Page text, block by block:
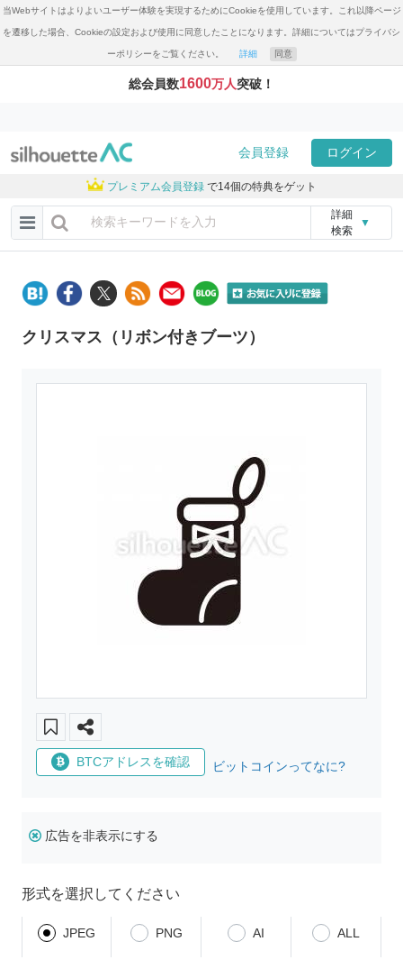
当Webサイトはよりよいユーザー体験を実現するためにCookieを使用しています。これ以降ページ
を遷移した場合、Cookieの設定および使用に同意したことになります。詳細についてはプライバシ
ーポリシーをご覧ください。 詳細 同意
総会員数1600万人突破！
会員登録 ログイン
プレミアム会員登録 で14個の特典をゲット
詳細
検索
▼
クリスマス（リボン付きブーツ）
BTCアドレスを確認 ビットコインってなに?
広告を非表示にする
形式を選択してください
JPEG PNG AI ALL